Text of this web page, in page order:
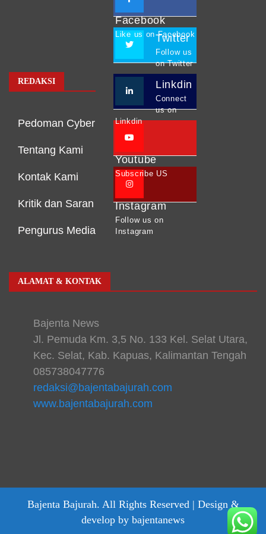
REDAKSI
Pedoman Cyber
Tentang Kami
Kontak Kami
Kritik dan Saran
Pengurus Media
Facebook
Like us on Facebook
Twitter
Follow us
on Twitter
Linkdin
Connect
us on
Linkdin
Youtube
Subscribe US
Instagram
Follow us on
Instagram
ALAMAT & KONTAK
Bajenta News
Jl. Pemuda Km. 3,5 No. 133 Kel. Selat Utara,
Kec. Selat, Kab. Kapuas, Kalimantan Tengah
085738047776
redaksi@bajentabajurah.com
www.bajentabajurah.com
Bajenta Bajurah. All Rights Reserved | Design &
develop by bajentanews